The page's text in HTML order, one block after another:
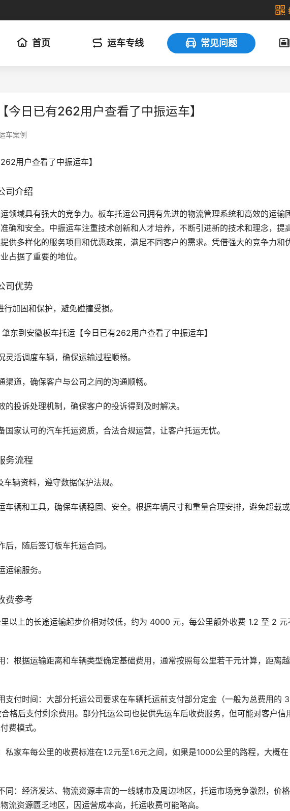
首页 运车专线 常见问题
今日已有262用户查看了中振运车】
车案例
用户查看了中振运车】
司介绍
领域具有强大的竞争力。板车托运公司拥有先进的物流管理系统和高效的运输
确和安全。中振运车注重技术创新和人才培养，不断引进新的技术和理念，提
供多样化的服务项目和优惠政策，满足不同客户的需求。凭借强大的竞争力和
占据了重要的地位。
司优势
加固和保护，避免碰撞受损。
活调度车辆，确保运输过程顺畅。
道，确保客户与公司之间的沟通顺畅。
投诉处理机制，确保客户的投诉得到及时解决。
家认可的汽车托运资质，合法合规运营，让客户托运无忧。
务流程
辆资料，遵守数据保护法规。
车辆和工具，确保车辆稳固、安全。根据车辆尺寸和重量合理安排，避免超载
，随后签订板车托运合同。
输服务。
费参考
以上的长途运输起步价相对较低，约为 4000 元，每公里额外收费 1.2 至 2 元
：根据运输距离和车辆类型确定基础费用，通常按照每公里若干元计算，距离
支付时间：大部分托运公司要求在车辆托运前支付部分定金（一般为总费用的
格后支付剩余费用。部分托运公司也提供先运车后收费服务，但可能对客户信
费模式。
私家车每公里的收费标准在1.2元至1.6元之间，如果是1000公里的路程，大概在
同：经济发达、物流资源丰富的一线城市及周边地区，托运市场竞争激烈，价
流资源匮乏地区，因运营成本高，托运收费可能略高。